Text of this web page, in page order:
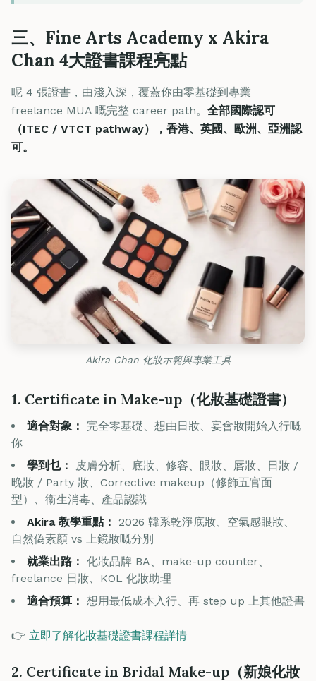
三、Fine Arts Academy x Akira
Chan 4大證書課程亮點
呢 4 張證書，由淺入深，覆蓋你由零基礎到專業
freelance MUA 嘅完整 career path。 全部國際認可
（ITEC / VTCT pathway），香港、英國、歐洲、亞洲認
可。
Akira Chan 化妝示範與專業工具
1. Certificate in Make-up（化妝基礎證書）
適合對象：
完全零基礎、想由日妝、宴會妝開始入行嘅
你
學到乜：
皮膚分析、底妝、修容、眼妝、唇妝、日妝 /
晚妝 / Party 妝、Corrective makeup（修飾五官面
型）、衞生消毒、產品認識
Akira 教學重點： 2026 韓系乾淨底妝、空氣感眼妝、
自然偽素顏 vs 上鏡妝嘅分別
就業出路： 化妝品牌 BA、make-up counter、
freelance 日妝、KOL 化妝助理
適合預算： 想用最低成本入行、再 step up 上其他證書
👉 立即了解化妝基礎證書課程詳情
2. Certificate in Bridal Make-up（新娘化妝